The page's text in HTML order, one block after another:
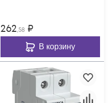
262,58 ₽
В корзину